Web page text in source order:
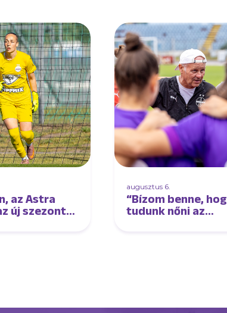
az Astra
új szezont
augusztus 6.
“Bízom benne,
tudunk nőni az